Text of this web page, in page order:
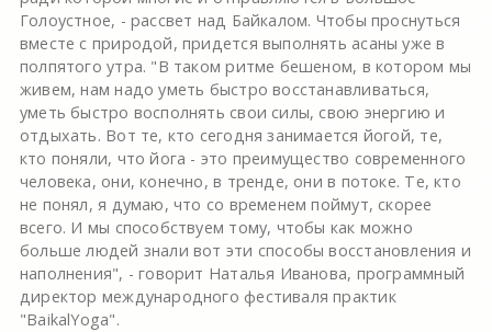
Голоустное, - рассвет над Байкалом. Чтобы проснуться
вместе с природой, придется выполнять асаны уже в
полпятого утра. "В таком ритме бешеном, в котором мы
живем, нам надо уметь быстро восстанавливаться,
уметь быстро восполнять свои силы, свою энергию и
отдыхать. Вот те, кто сегодня занимается йогой, те,
кто поняли, что йога - это преимущество современного
человека, они, конечно, в тренде, они в потоке. Те, кто
не понял, я думаю, что со временем поймут, скорее
всего. И мы способствуем тому, чтобы как можно
больше людей знали вот эти способы восстановления и
наполнения", - говорит Наталья Иванова, программный
директор международного фестиваля практик
"BaikalYoga".